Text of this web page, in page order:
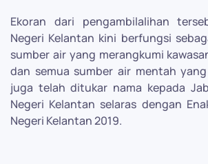
Ekoran dari pengambilalihan
Negeri Kelantan kini berfungsi
sumber air yang merangkumi
dan semua sumber air mentah
juga telah ditukar nama kepada
Negeri Kelantan selaras dengan
Negeri Kelantan 2019.